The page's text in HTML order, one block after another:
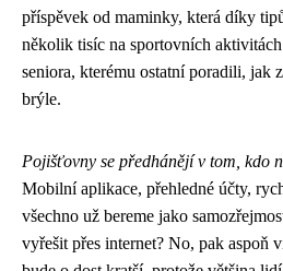
příspěvek od maminky, která díky
několik tisíc na sportovních
seniora, kterému ostatní poradili, jak
brýle.
Pojišťovny se předhánějí v tom, kdo
Mobilní aplikace, přehledné účty,
všechno už bereme jako
vyřešit přes internet? No, pak aspoň